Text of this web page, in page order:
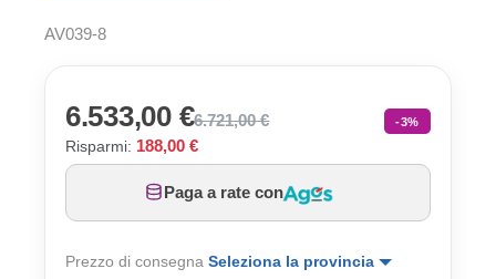
AV039-8
6.533,00 €6.721,00 € -3%
Risparmi: 188,00 €
Paga a rate con
Prezzo di consegna Seleziona la provincia